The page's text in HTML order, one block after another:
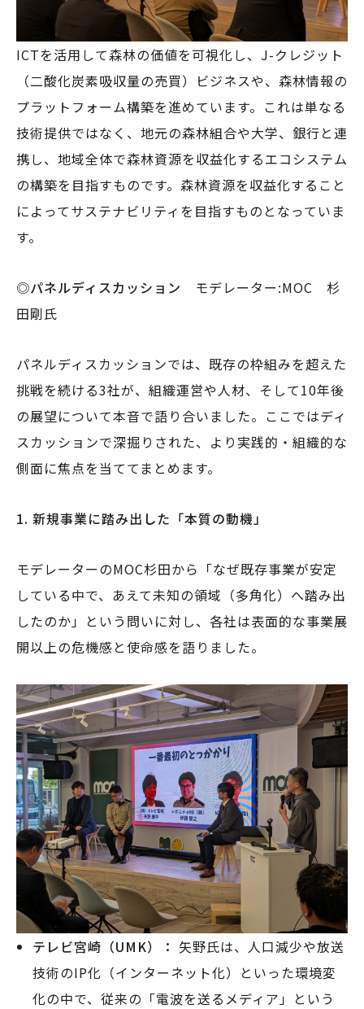
ICTを活用して森林の価値を可視化し、J-クレジット
（二酸化炭素吸収量の売買）ビジネスや、森林情報の
プラットフォーム構築を進めています。これは単なる
技術提供ではなく、地元の森林組合や大学、銀行と連
携し、地域全体で森林資源を収益化するエコシステム
の構築を目指すものです。森林資源を収益化すること
によってサステナビリティを目指すものとなっていま
す。
◎パネルディスカッション モデレーター:MOC 杉
田剛氏
パネルディスカッションでは、既存の枠組みを超えた
挑戦を続ける3社が、組織運営や人材、そして10年後
の展望について本音で語り合いました。ここではディ
スカッションで深掘りされた、より実践的・組織的な
側面に焦点を当ててまとめます。
1. 新規事業に踏み出した「本質の動機」
モデレーターのMOC杉田から「なぜ既存事業が安定
している中で、あえて未知の領域（多角化）へ踏み出
したのか」という問いに対し、各社は表面的な事業展
開以上の危機感と使命感を語りました。
テレビ宮崎（UMK）： 矢野氏は、人口減少や放送
技術のIP化（インターネット化）といった環境変
化の中で、従来の「電波を送るメディア」という